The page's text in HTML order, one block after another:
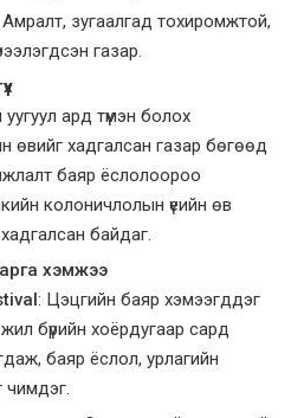
Амралт, зугаалгад тохиромжтой,
газар.
ард түмэн болох
өвийг хадгалсан газар бөгөөд
баяр ёслолоороо
колоничлолын үеийн өв
байдаг.
хэмжээ
: Цэцгийн баяр хэмээгддэг
бүрийн хоёрдугаар сард
баяр ёслол, урлагийн
чимдэг.